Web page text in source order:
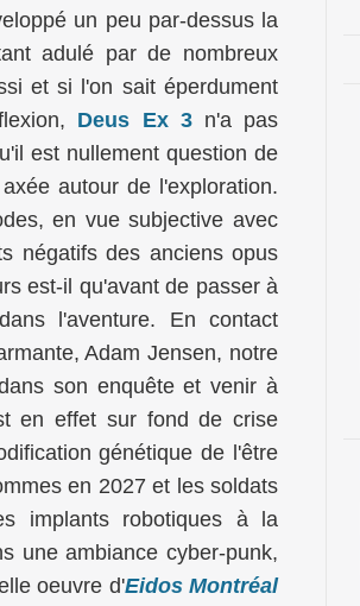
un peu par-dessus la
adulé par de nombreux
et si l'on sait éperdument
Deus Ex 3n'a pas
est nullement question de
autour de l'exploration.
en vue subjective avec
négatifs des anciens opus
est-il qu'avant de passer à
l'aventure. En contact
Adam Jensen, notre
son enquête et venir à
en effet sur fond de crise
génétique de l'être
en 2027 et les soldats
implants robotiques à la
une ambiance cyber-punk,
oeuvre d'Eidos Montréal